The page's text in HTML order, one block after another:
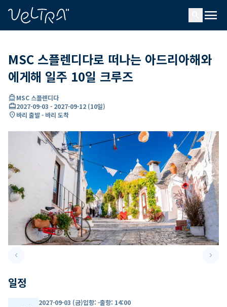
menu
MSC 스플렌디다로 떠나는 아드리아해와
에게해 일주 10일 크루즈
directions_boatMSC 스플렌디다
card_travel2027-09-03 - 2027-09-12 (10일)
location_on바리 출발 - 바리 도착
keyboard_arrow_leftPrevious slide keyboard_arrow_right
일정
2027-09-03 (금)입항: -출항: 14:00